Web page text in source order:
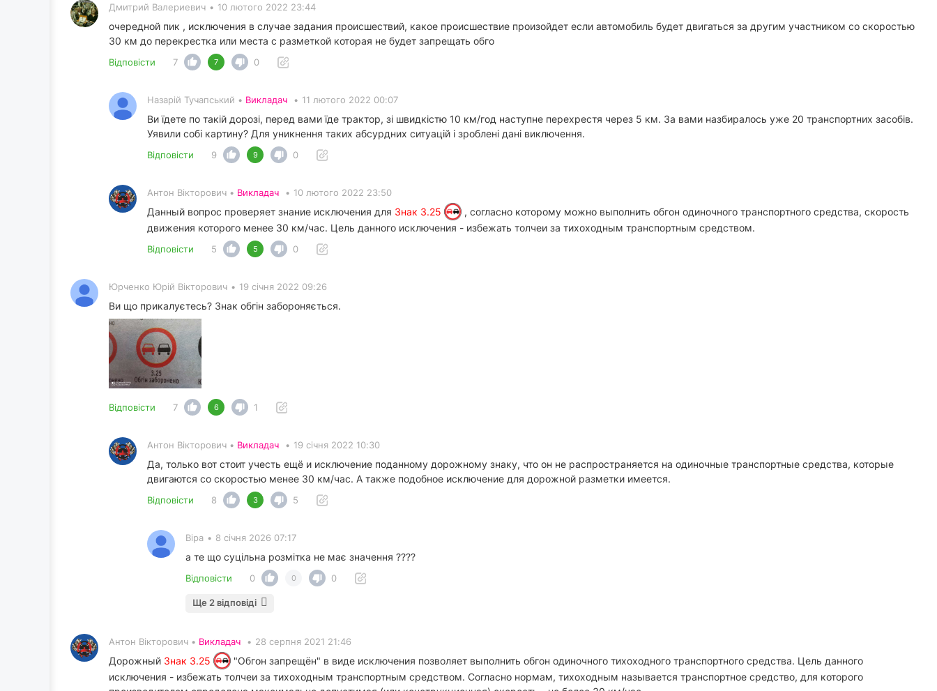
Дмитрий Валериевич • 10 лютого 2022 23:44
очередной пик , исключения в случае задания происшествий, какое происшествие произойдет если автомобиль будет двигаться за другим участником со скоростью
30 км до перекрестка или места с разметкой которая не будет запрещать обго
Відповісти 7 7 0
Назарій Тучапський • Викладач • 11 лютого 2022 00:07
Ви їдете по такій дорозі, перед вами їде трактор, зі швидкістю 10 км/год наступне перехрестя через 5 км. За вами назбиралось уже 20 транспортних засобів.
Уявили собі картину? Для уникнення таких абсурдних ситуацій і зроблені дані виключення.
Відповісти 9 9 0
Антон Вікторович • Викладач • 10 лютого 2022 23:50
Данный вопрос проверяет знание исключения для Знак 3.25
, согласно которому можно выполнить обгон одиночного транспортного средства, скорость
движения которого менее 30 км/час. Цель данного исключения - избежать толчеи за тихоходным транспортным средством.
Відповісти 5 5 0
Юрченко Юрій Вікторович • 19 січня 2022 09:26
Ви що прикалуєтесь? Знак обгін забороняється.
Відповісти 7 6 1
Антон Вікторович • Викладач • 19 січня 2022 10:30
Да, только вот стоит учесть ещё и исключение поданному дорожному знаку, что он не распространяется на одиночные транспортные средства, которые
двигаются со скоростью менее 30 км/час. А также подобное исключение для дорожной разметки имеется.
Відповісти 8 3 5
Віра • 8 січня 2026 07:17
а те що суцільна розмітка не має значення ????
Відповісти 0 0 0
Ще 2 відповіді
Антон Вікторович • Викладач • 28 серпня 2021 21:46
Дорожный Знак 3.25
"Обгон запрещён" в виде исключения позволяет выполнить обгон одиночного тихоходного транспортного средства. Цель данного
исключения - избежать толчеи за тихоходным транспортным средством. Согласно нормам, тихоходным называется транспортное средство, для которого